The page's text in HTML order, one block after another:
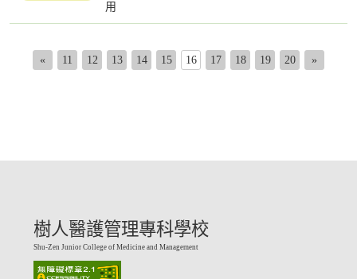
用
« 11 12 13 14 15 16 17 18 19 20 »
樹人醫護管理專科學校
Shu-Zen Junior College of Medicine and Management